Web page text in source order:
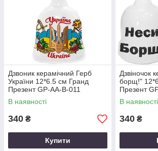
Дзвоник керамічний Герб
України 12*6.5 см Гранд
Презент GP-AA-B-011
В наявності
340 ₴
Купити
Дзвіночок
борщ!"
Презент
В наявності
340 ₴